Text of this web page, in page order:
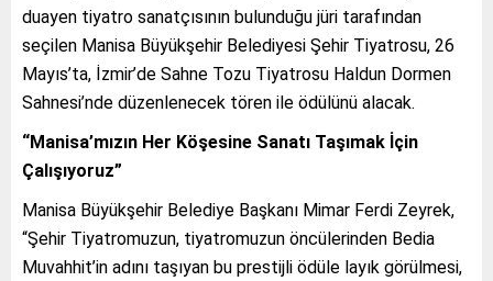
duayen tiyatro sanatçısının bulunduğu jüri tarafından
seçilen Manisa Büyükşehir Belediyesi Şehir Tiyatrosu, 26
Mayıs’ta, İzmir’de Sahne Tozu Tiyatrosu Haldun Dormen
Sahnesi’nde düzenlenecek tören ile ödülünü alacak.
“Manisa’mızın Her Köşesine Sanatı Taşımak İçin
Çalışıyoruz”
Manisa Büyükşehir Belediye Başkanı Mimar Ferdi Zeyrek,
“Şehir Tiyatromuzun, tiyatromuzun öncülerinden Bedia
Muvahhit’in adını taşıyan bu prestijli ödüle layık görülmesi,